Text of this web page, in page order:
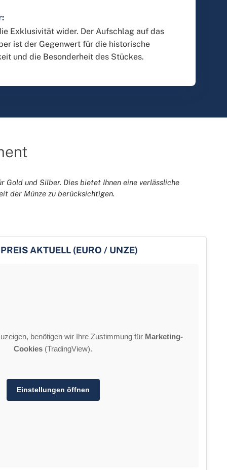
Exklusivität wider. Der Aufschlag auf das
ist der Gegenwert für die historische
und die Besonderheit des Stückes.
und Silber. Dies bietet Ihnen eine verlässliche
der Münze zu berücksichtigen.
AKTUELL (EURO / UNZE)
benötigen wir Ihre Zustimmung für Marketing-
Cookies (TradingView).
Einstellungen öffnen